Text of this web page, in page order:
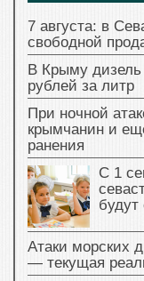
7 августа: в
свободной
В Крыму
рублей за литр
При ночной
крымчанин и
ранения
С 1
Атаки морских
— текущая